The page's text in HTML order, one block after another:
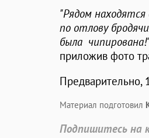
"Рядом
по отлову
была
приложив фото
Материал подготовил
Подпишитесь на